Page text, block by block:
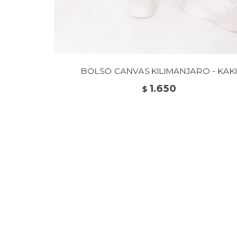
BOLSO CANVAS KILIMANJARO - KAKI
$ 1.650